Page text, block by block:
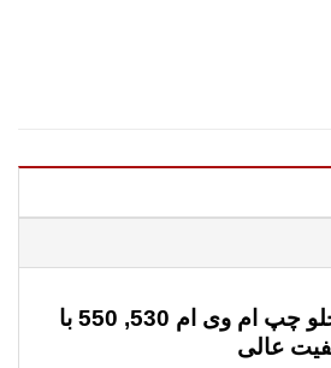
خرید سگدست جلو چپ ام وی ام 530, 550 با
عالی